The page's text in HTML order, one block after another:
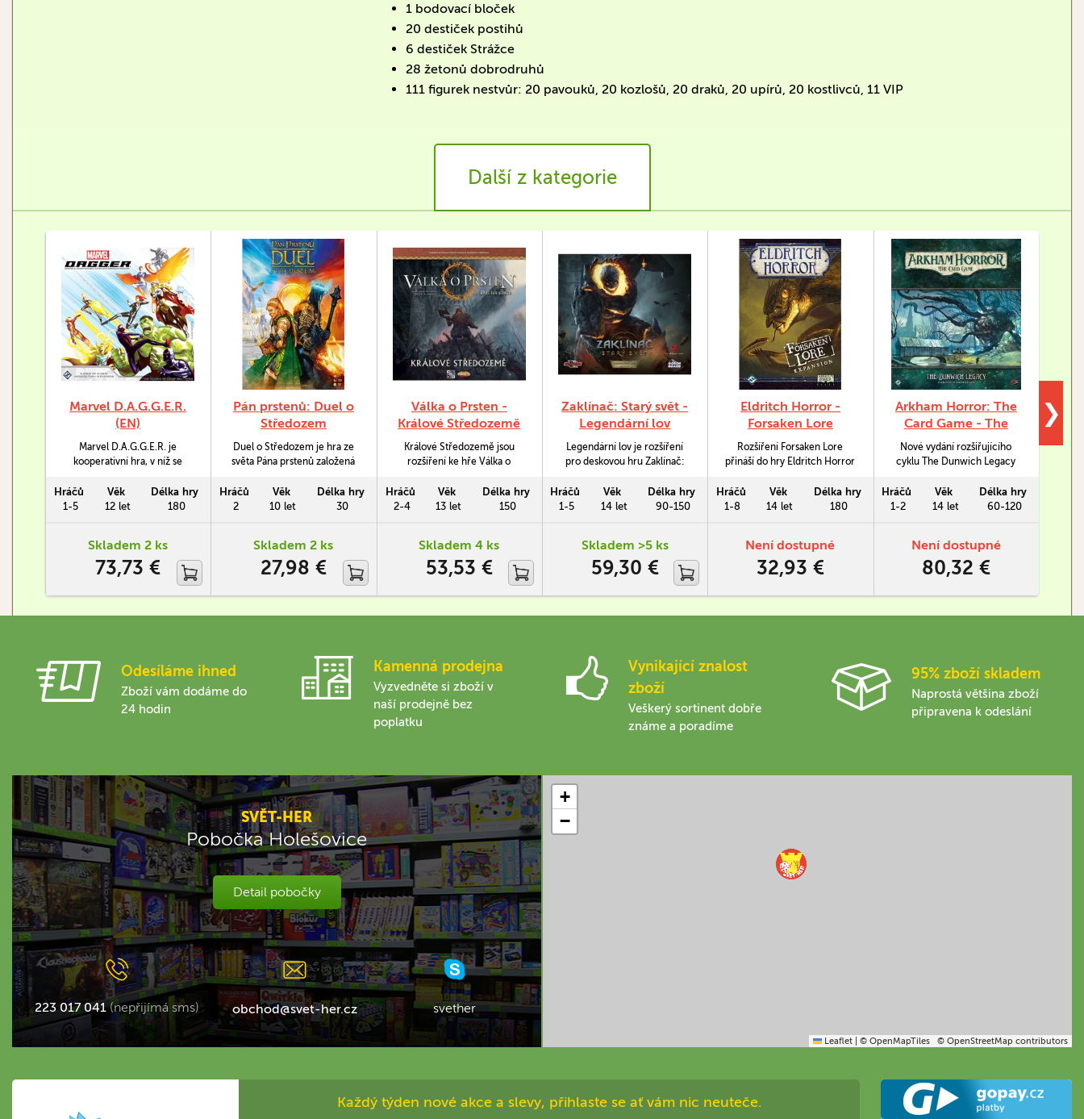
1 bodovací bloček
20 destiček postihů
6 destiček Strážce
28 žetonů dobrodruhů
111 figurek nestvůr: 20 pavouků, 20 kozlošů, 20 draků, 20 upírů, 20 kostlivců, 11 VIP
Další z kategorie
Marvel D.A.G.G.E.R.
(EN)
Marvel D.A.G.G.E.R. je
kooperativní hra, v níž se
Zahrát si můžete za
některého z ikonických
nebo Thor. Budete cestovat
po světě, plnit mise, bojovat s
nepřáteli a v konečném
Hráčů
1-5
Věk
12 let
Délka hry
180
Skladem 2 ks
73,73 €
Pán prstenů: Duel o
Středozem
Duel o Středozem je hra ze
světa Pána prstenů založená
Duel.
Hráčů
2
Věk
10 let
Délka hry
30
Skladem 2 ks
27,98 €
Válka o Prsten -
Králové Středozemě
Králové Středozemě jsou
rozšíření ke hře Válka o
vůdců Svobodných lidí i
pokusy Stínu zčernat jejich
Hráčů
2-4
Věk
13 let
Délka hry
150
Skladem 4 ks
53,53 €
Zaklínač: Starý svět -
Legendární lov
Legendární lov je rozšíření
pro deskovou hru Zaklínač:
mocným nestvůrám jako jsou
chiméra, ledový obr či golem.
nebezpečné protivníky.
Hráčů
1-5
Věk
14 let
Délka hry
90-150
Skladem >5 ks
59,30 €
Eldritch Horror -
Forsaken Lore
Rozšíření Forsaken Lore
přináší do hry Eldritch Horror
novými kartami mystérií pro
stávající Prastaré a spoustou
Hráčů
1-8
Věk
14 let
Délka hry
180
Není dostupné
32,93 €
Arkham Horror: The
Card Game - The
Dunwich Legacy:
Campaign Expansion
Nové vydání rozšiřujícího
cyklu The Dunwich Legacy
Hráčů
1-2
Věk
14 let
Délka hry
60-120
Není dostupné
80,32 €
❯
Odesíláme ihned
Zboží vám dodáme do
24 hodin
Kamenná prodejna
Vyzvedněte si zboží v
naší prodejně bez
poplatku
Vynikající znalost
zboží
Veškerý sortinent dobře
známe a poradíme
95% zboží skladem
Naprostá většina zboží
připravena k odeslání
SVĚT-HER
Pobočka Holešovice
Detail pobočky
223 017 041 (nepřijímá sms) obchod@svet-her.cz svether
+
−
Leaflet © OpenMapTiles © OpenStreetMap contributors
Každý týden nové akce a slevy, přihlaste se ať vám nic neuteče.